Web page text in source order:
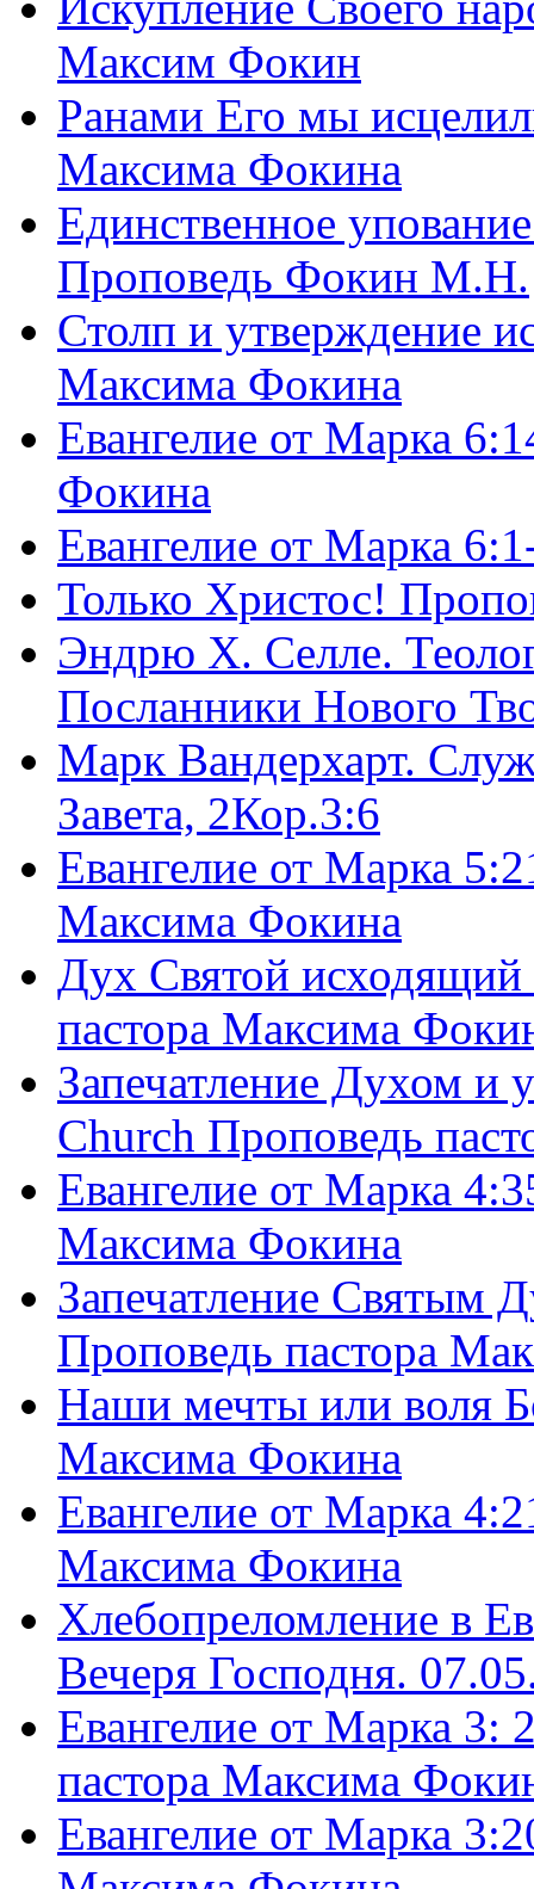
Максим Фокин
Ранами Его мы
Максима Фокина
Единственное
Проповедь Фокин М.Н.
Столп и утверждение
Максима Фокина
Евангелие от Марка
Фокина
Евангелие от Марка
Только Христос!
Эндрю Х. Селле.
Посланники Нового
Марк Вандерхарт.
Завета, 2Кор.3:6
Евангелие от Марка
Максима Фокина
Дух Святой
пастора Максима
Запечатление Духом и
Church Проповедь
Евангелие от Марка
Максима Фокина
Запечатление Святым
Проповедь пастора
Наши мечты или воля
Максима Фокина
Евангелие от Марка
Максима Фокина
Хлебопреломление в
Вечеря Господня.
Евангелие от Марка 3:
пастора Максима
Евангелие от Марка